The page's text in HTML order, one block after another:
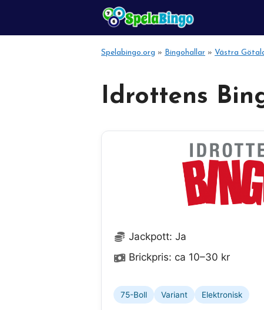
innehåll
Spelabingo.org » Bingohallar » Västra
Idrottens
Jackpott: Ja
Brickpris: ca 10–30 kr
75-Boll Variant Elektronisk